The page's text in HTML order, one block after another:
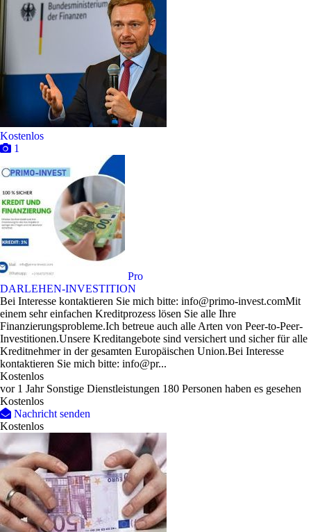
Kostenlos
1
Pro
DARLEHEN-INVESTITION
Bei Interesse kontaktieren Sie mich bitte: info@primo-invest.comMit
einem sehr einfachen Kreditprozess lösen Sie alle Ihre
Finanzierungsprobleme.Ich betreue auch alle Arten von Peer-to-Peer-
Investitionen.Unsere Kreditangebote sind versichert und sicher für alle
Kreditnehmer in der gesamten Europäischen Union.Bei Interesse
kontaktieren Sie mich bitte: info@pr...
Kostenlos
vor 1 Jahr Sonstige Dienstleistungen 180 Personen haben es gesehen
Kostenlos
Nachricht senden
Kostenlos